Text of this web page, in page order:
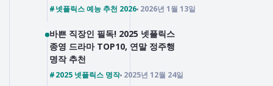
넷플릭스 예능 추천 2026 2026년 1월 13일
바쁜 직장인 필독! 2025 넷플릭스
종영 드라마 TOP10, 연말 정주행
명작 추천
2025 넷플릭스 명작 2025년 12월 24일